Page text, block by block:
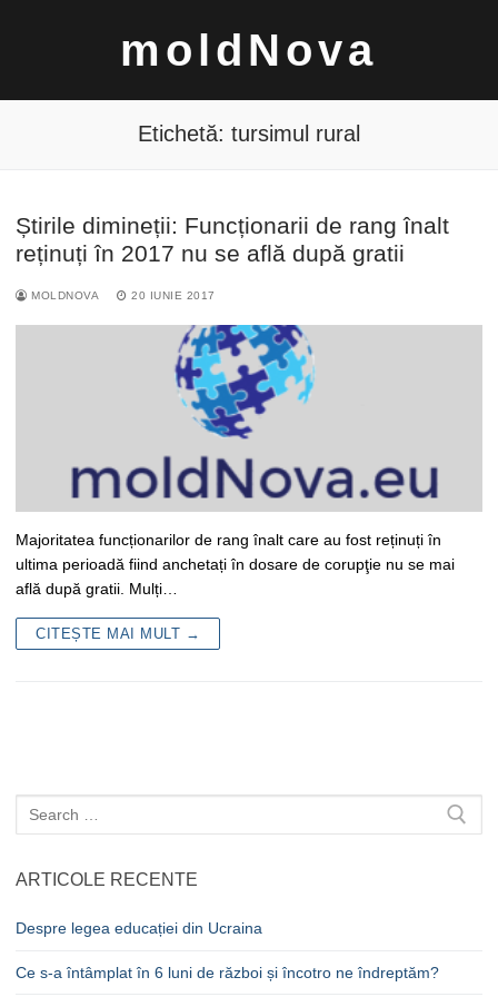
moldNova
Caută
după:
Etichetă: tursimul rural
Știrile dimineții: Funcționarii de rang înalt
reținuți în 2017 nu se află după gratii
MOLDNOVA 20 IUNIE 2017
Majoritatea funcționarilor de rang înalt care au fost reținuți în
ultima perioadă fiind anchetați în dosare de corupţie nu se mai
află după gratii. Mulți…
CITEȘTE MAI MULT →
Caută
după:
ARTICOLE RECENTE
Despre legea educației din Ucraina
Ce s-a întâmplat în 6 luni de război și încotro ne îndreptăm?